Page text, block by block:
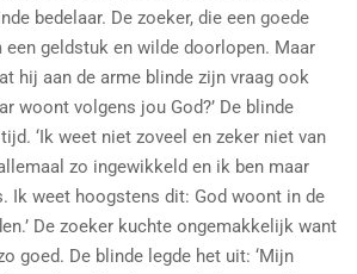
bedelaar. De zoeker, die een goede
een geldstuk en wilde doorlopen. Maar
hij aan de arme blinde zijn vraag ook
woont volgens jou God?’ De blinde
‘Ik weet niet zoveel en zeker niet van
zo ingewikkeld en ik ben maar
Ik weet hoogstens dit: God woont in de
De zoeker kuchte ongemakkelijk want
goed. De blinde legde het uit: ‘Mijn